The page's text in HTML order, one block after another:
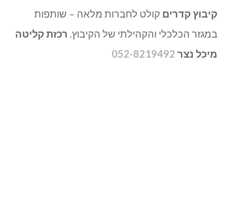
קיבוץ קדרים קולט לחברות מלאה – שותפות
במגזר הכלכלי והקהילתי של הקיבוץ. רכזת קליטה
מיכל נצר 052-8219492